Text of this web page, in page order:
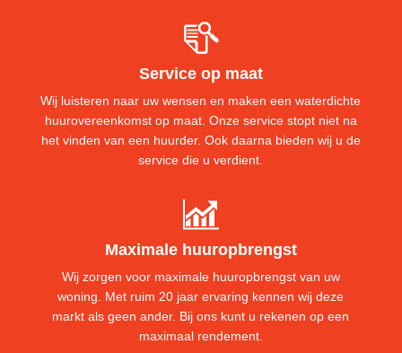
Service op maat
Wij luisteren naar uw wensen en maken een waterdichte
huurovereenkomst op maat. Onze service stopt niet na
het vinden van een huurder. Ook daarna bieden wij u de
service die u verdient.
Maximale huuropbrengst
Wij zorgen voor maximale huuropbrengst van uw
woning. Met ruim 20 jaar ervaring kennen wij deze
markt als geen ander. Bij ons kunt u rekenen op een
maximaal rendement.